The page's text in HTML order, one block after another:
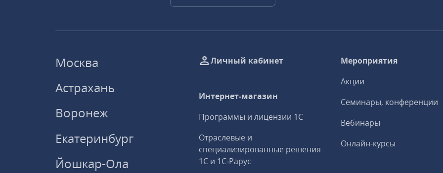
Москва
Астрахань
Воронеж
Екатеринбург
Йошкар-Ола
Личный кабинет
Интернет-магазин
Программы и лицензии 1С
Отраслевые и
специализированные решения
1С и 1С‑Рарус
Мероприятия
Акции
Семинары, конференции
Вебинары
Онлайн-курсы